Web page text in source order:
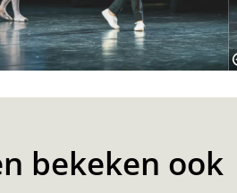
bekeken ook